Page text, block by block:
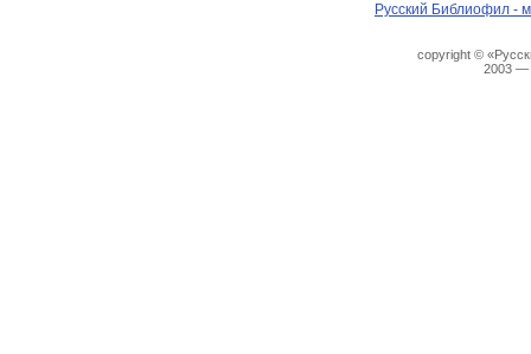
Русский Библиофил -
copyright ©
2003 —